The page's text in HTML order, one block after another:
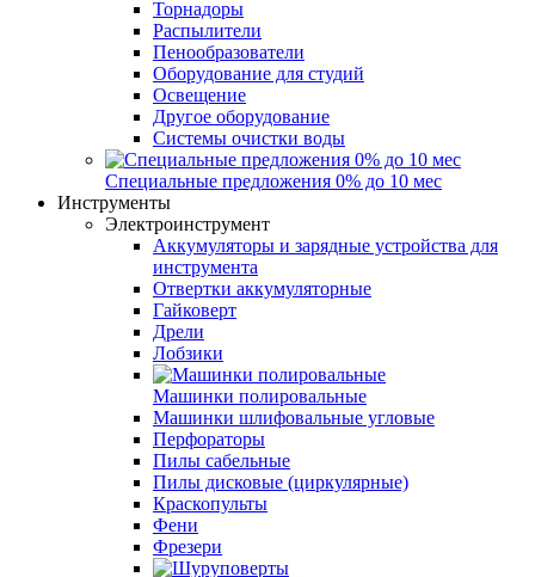
Торнадоры
Распылители
Пенообразователи
Оборудование для студий
Освещение
Другое оборудование
Системы очистки воды
Специальные предложения 0% до 10 мес
Инструменты
Электроинструмент
Аккумуляторы и зарядные устройства для
инструмента
Отвертки аккумуляторные
Гайковерт
Дрели
Лобзики
Машинки полировальные
Машинки шлифовальные угловые
Перфораторы
Пилы сабельные
Пилы дисковые (циркулярные)
Краскопульты
Фени
Фрезери